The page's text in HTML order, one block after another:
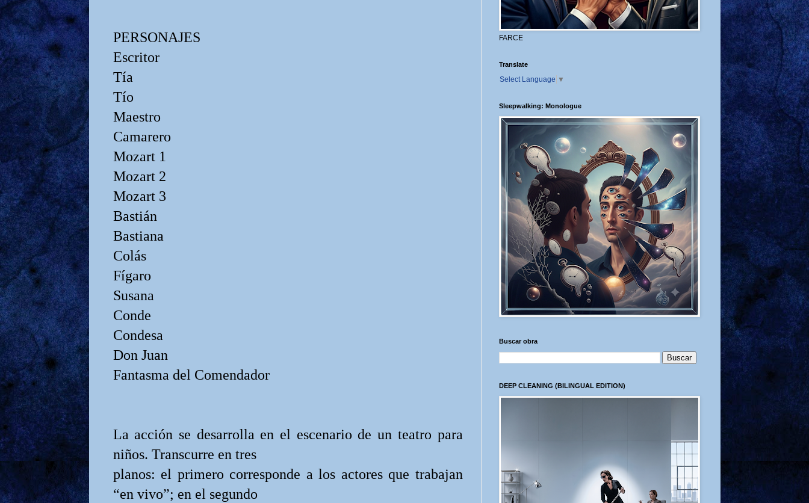
PERSONAJES
Escritor
Tía
Tío
Maestro
Camarero
Mozart 1
Mozart 2
Mozart 3
Bastián
Bastiana
Colás
Fígaro
Susana
Conde
Condesa
Don Juan
Fantasma del Comendador
La acción se desarrolla en el escenario de un teatro para
niños. Transcurre en tres
planos: el primero corresponde a los actores que trabajan
“en vivo”; en el segundo
FARCE
Translate
Select Language ▼
Sleepwalking: Monologue
Buscar obra
DEEP CLEANING (BILINGUAL EDITION)